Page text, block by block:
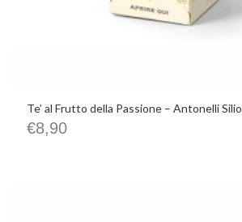
Te’ al Frutto della Passione – Antonelli Silio
€8,90